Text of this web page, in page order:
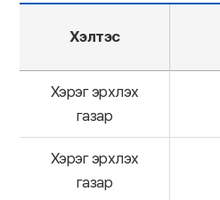
Хэлтэс
Хэрэг эрхлэх
газар
Хэрэг эрхлэх
газар